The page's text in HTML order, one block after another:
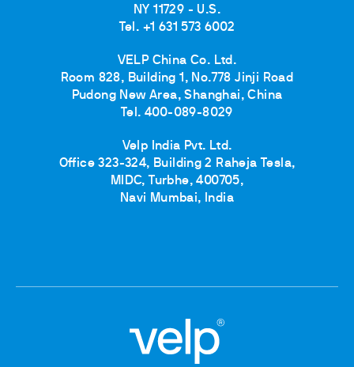
NY 11729 - U.S.
Tel. +1 631 573 6002
VELP China Co. Ltd.
Room 828, Building 1, No.778 Jinji Road
Pudong New Area, Shanghai, China
Tel. 400-089-8029
Velp India Pvt. Ltd.
Office 323-324, Building 2 Raheja Tesla,
MIDC, Turbhe, 400705,
Navi Mumbai, India